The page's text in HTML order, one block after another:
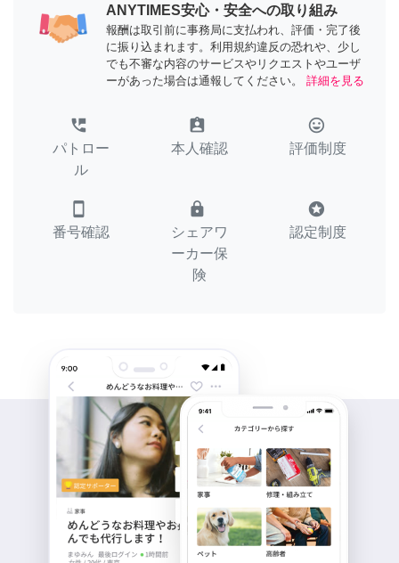
ANYTIMES安心・安全への取り組み
報酬は取引前に事務局に支払われ、評価・完了後
に振り込まれます。利用規約違反の恐れや、少し
でも不審な内容のサービスやリクエストやユーザ
ーがあった場合は通報してください。
詳細を見る
perm_phone_msg
パトロー
ル
assignment_ind
本人確認
tag_faces
評価制度
smartphone
番号確認
lock
シェアワ
ーカー保
険
stars
認定制度